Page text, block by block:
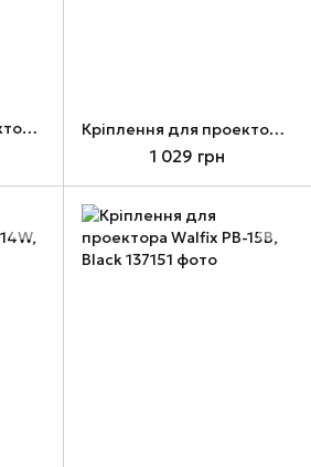
Кріплення для проектора Gembird, Black (CM-B-01) Кріплення для проектора Walfix PB-14B, Black
1 029 грн